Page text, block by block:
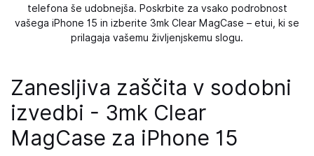
telefona še udobnejša. Poskrbite za vsako podrobnost
vašega iPhone 15 in izberite 3mk Clear MagCase – etui, ki se
prilagaja vašemu življenjskemu slogu.
Zanesljiva zaščita v sodobni
izvedbi - 3mk Clear
MagCase za iPhone 15